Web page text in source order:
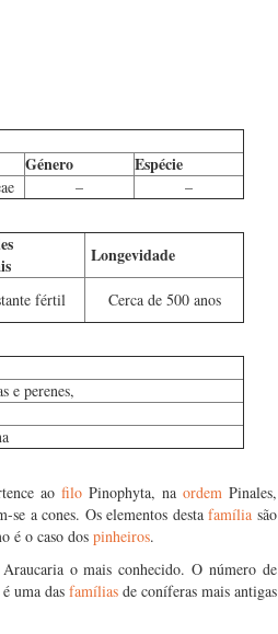
Género Espécie
– –
Longevidade
fértil Cerca de 500 anos
e perenes,
ao filo Pinophyta, na ordem Pinales,
se a cones. Os elementos destafamília são
é o caso dos pinheiros.
o mais conhecido. O número de
uma das famílias de coníferas mais antigas